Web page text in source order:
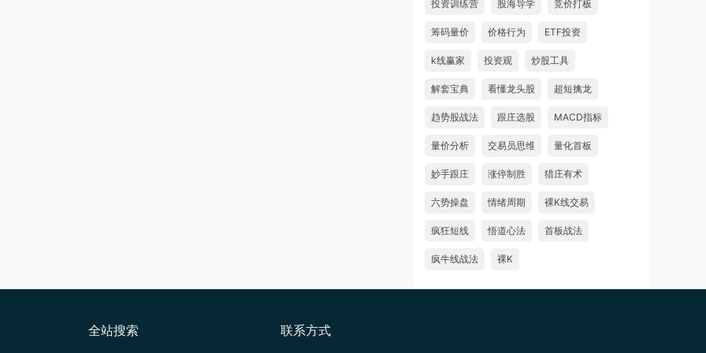
投资训练营 股海导学 竞价打板
筹码量价 价格行为 ETF投资
k线赢家 投资观 炒股工具
解套宝典 看懂龙头股 超短擒龙
趋势股战法 跟庄选股 MACD指标
量价分析 交易员思维 量化首板
妙手跟庄 涨停制胜 猎庄有术
六势操盘 情绪周期 裸K线交易
疯狂短线 悟道心法 首板战法
疯牛线战法 裸K
全站搜索 联系方式